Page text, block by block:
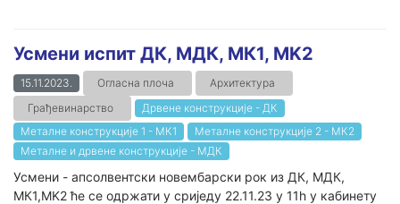
Усмени испит ДК, МДК, МК1, MK2
15.11.2023. Огласна плоча
Архитектура
Грађевинарство
Дрвене конструкције - ДК
Металне конструкције 1 - МК1
Металне конструкције 2 - МК2
Металне и дрвене конструкције - МДК
Усмени - апсолвентски новембарски рок из ДК, МДК,
МК1,MK2 ће се одржати у сриједу 22.11.23 у 11h у кабинету